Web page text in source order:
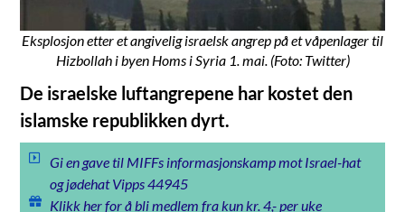
Eksplosjon etter et angivelig israelsk angrep på et våpenlager til
Hizbollah i byen Homs i Syria 1. mai. (Foto: Twitter)
De israelske luftangrepene har kostet den
islamske republikken dyrt.
Gi en gave til MIFFs informasjonskamp mot Israel-hat
og jødehat Vipps 44945
Klikk her for å bli medlem fra kun kr. 4,- per uke